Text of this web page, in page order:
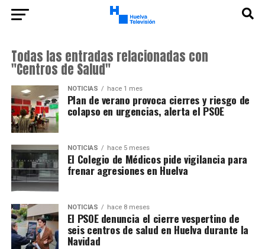
Todas las entradas relacionadas con
"Centros de Salud"
NOTICIAS hace 1 mes
Plan de verano provoca cierres y riesgo de
colapso en urgencias, alerta el PSOE
NOTICIAS hace 5 meses
El Colegio de Médicos pide vigilancia para
frenar agresiones en Huelva
NOTICIAS hace 8 meses
El PSOE denuncia el cierre vespertino de
seis centros de salud en Huelva durante la
Navidad